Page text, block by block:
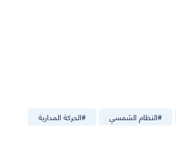
#الحركة المدارية #النظام الشمسي